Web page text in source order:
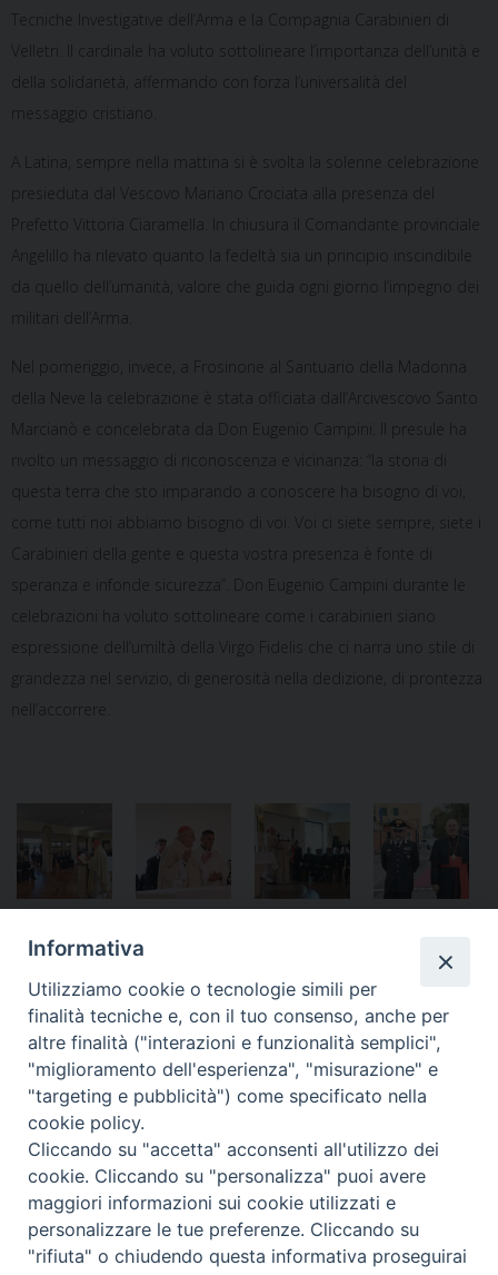
Tecniche Investigative dell’Arma e la Compagnia Carabinieri di
Velletri. Il cardinale ha voluto sottolineare l’importanza dell’unità e
della solidarietà, affermando con forza l’universalità del
messaggio cristiano.
A Latina, sempre nella mattina si è svolta la solenne celebrazione
presieduta dal Vescovo Mariano Crociata alla presenza del
Prefetto Vittoria Ciaramella. In chiusura il Comandante provinciale
Angelillo ha rilevato quanto la fedeltà sia un principio inscindibile
da quello dell’umanità, valore che guida ogni giorno l’impegno dei
militari dell’Arma.
Nel pomeriggio, invece, a Frosinone al Santuario della Madonna
della Neve la celebrazione è stata officiata dall’Arcivescovo Santo
Marcianò e concelebrata da Don Eugenio Campini. Il presule ha
rivolto un messaggio di riconoscenza e vicinanza: “la storia di
questa terra che sto imparando a conoscere ha bisogno di voi,
come tutti noi abbiamo bisogno di voi. Voi ci siete sempre, siete i
Carabinieri della gente e questa vostra presenza è fonte di
speranza e infonde sicurezza”. Don Eugenio Campini durante le
celebrazioni ha voluto sottolineare come i carabinieri siano
espressione dell’umiltà della Virgo Fidelis che ci narra uno stile di
grandezza nel servizio, di generosità nella dedizione, di prontezza
nell’accorrere.
L’Arma celebra la ‘Virgo
Fidelis’ alla Porziuncola
Modena celebra la Virgo
Fidelis: nel Duomo la Messa
presieduta da Mons.
Ordinariato Militare per l'Italia
Salita del Grillo, 37 - 00184 Roma
Informativa
Utilizziamo cookie o tecnologie simili per
finalità tecniche e, con il tuo consenso, anche per
altre finalità ("interazioni e funzionalità semplici",
"miglioramento dell'esperienza", "misurazione" e
"targeting e pubblicità") come specificato nella
cookie policy.
Cliccando su "accetta" acconsenti all'utilizzo dei
cookie. Cliccando su "personalizza" puoi avere
maggiori informazioni sui cookie utilizzati e
personalizzare le tue preferenze. Cliccando su
"rifiuta" o chiudendo questa informativa proseguirai